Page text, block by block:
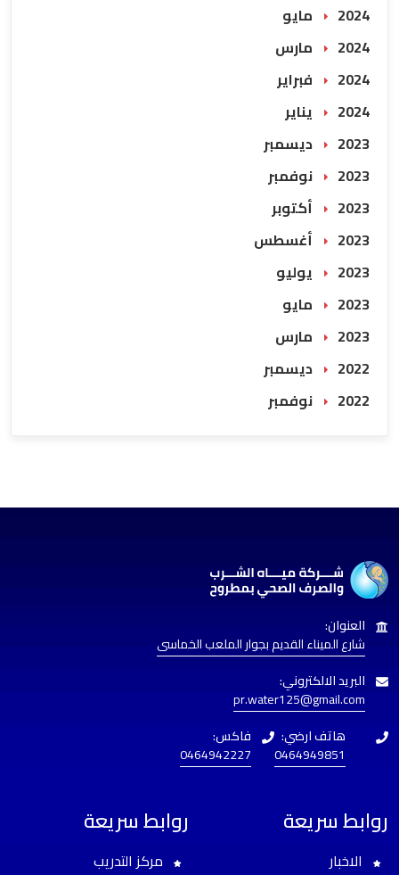
2024 مايو
2024 مارس
2024 فبراير
2024 يناير
2023 ديسمبر
2023 نوفمبر
2023 أكتوبر
2023 أغسطس
2023 يوليو
2023 مايو
2023 مارس
2022 ديسمبر
2022 نوفمبر
العنوان:
شارع الميناء القديم بجوار الملعب الخماسى
البريد الالكتروني:
pr.water125@gmail.com
هاتف ارضي:
0464949851
فاكس:
0464942227
روابط سريعة
الاخبار
روابط سريعة
مركز التدريب